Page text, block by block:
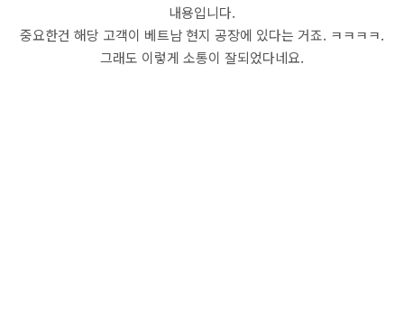
내용입니다.
중요한건 해당 고객이 베트남 현지 공장에 있다는 거죠. ㅋㅋㅋㅋ.
그래도 이렇게 소통이 잘되었다네요.